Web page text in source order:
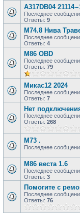
A317DB04 21114
Последнее
Ответы: 9
М74.8 Нива
Последнее
Ответы: 4
М86 OBD
Последнее
Ответы: 79
Микас12 2024
Последнее
Ответы: 7
Нет
Последнее
Ответы: 268
М73 .
Последнее
М86 веста 1.6
Последнее
Ответы: 3
Помогите с
Последнее
Ответы: 76